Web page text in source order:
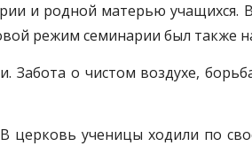
и родной матерью учащихся.
режим семинарии был также
о чистом воздухе,
ученицы ходили по